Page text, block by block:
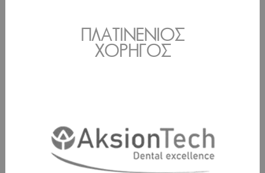
ΠΛΑΤΙΝΈΝΙΟΣ
ΧΟΡΗΓΌΣ